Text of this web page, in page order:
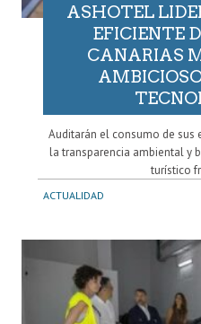
ASHOTEL
EFICIENTE
CANARIAS
Auditarán el consumo de
la transparencia ambiental y
turístico
ACTUALIDAD